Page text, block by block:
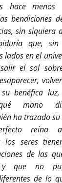
hace menos
bendiciones
sin siquiera
que, sin
lados en el
el sol
benéfica
qué mano
ha trazado su
reina
los seres
de las
y que no
de lo